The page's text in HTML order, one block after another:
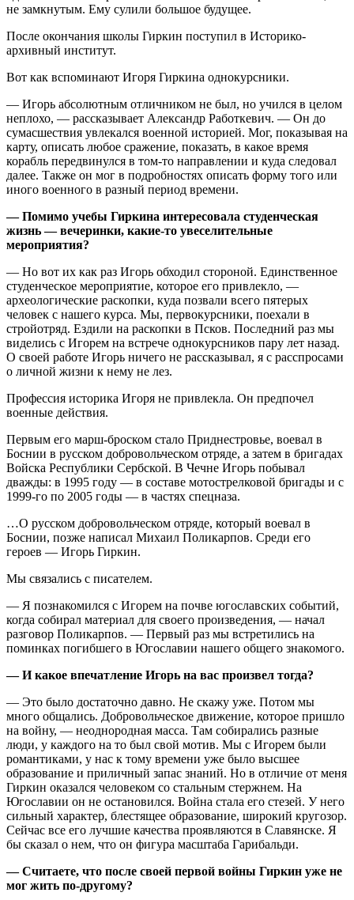
не замкнутым. Ему сулили большое будущее.
После окончания школы Гиркин поступил в Историко-
архивный институт.
Вот как вспоминают Игоря Гиркина однокурсники.
— Игорь абсолютным отличником не был, но учился в целом
неплохо, — рассказывает Александр Работкевич. — Он до
сумасшествия увлекался военной историей. Мог, показывая на
карту, описать любое сражение, показать, в какое время
корабль передвинулся в том-то направлении и куда следовал
далее. Также он мог в подробностях описать форму того или
иного военного в разный период времени.
— Помимо учебы Гиркина интересовала студенческая
жизнь — вечеринки, какие-то увеселительные
мероприятия?
— Но вот их как раз Игорь обходил стороной. Единственное
студенческое мероприятие, которое его привлекло, —
археологические раскопки, куда позвали всего пятерых
человек с нашего курса. Мы, первокурсники, поехали в
стройотряд. Ездили на раскопки в Псков. Последний раз мы
виделись с Игорем на встрече однокурсников пару лет назад.
О своей работе Игорь ничего не рассказывал, я с расспросами
о личной жизни к нему не лез.
Профессия историка Игоря не привлекла. Он предпочел
военные действия.
Первым его марш-броском стало Приднестровье, воевал в
Боснии в русском добровольческом отряде, а затем в бригадах
Войска Республики Сербской. В Чечне Игорь побывал
дважды: в 1995 году — в составе мотострелковой бригады и с
1999-го по 2005 годы — в частях спецназа.
…О русском добровольческом отряде, который воевал в
Боснии, позже написал Михаил Поликарпов. Среди его
героев — Игорь Гиркин.
Мы связались с писателем.
— Я познакомился с Игорем на почве югославских событий,
когда собирал материал для своего произведения, — начал
разговор Поликарпов. — Первый раз мы встретились на
поминках погибшего в Югославии нашего общего знакомого.
— И какое впечатление Игорь на вас произвел тогда?
— Это было достаточно давно. Не скажу уже. Потом мы
много общались. Добровольческое движение, которое пришло
на войну, — неоднородная масса. Там собирались разные
люди, у каждого на то был свой мотив. Мы с Игорем были
романтиками, у нас к тому времени уже было высшее
образование и приличный запас знаний. Но в отличие от меня
Гиркин оказался человеком со стальным стержнем. На
Югославии он не остановился. Война стала его стезей. У него
сильный характер, блестящее образование, широкий кругозор.
Сейчас все его лучшие качества проявляются в Славянске. Я
бы сказал о нем, что он фигура масштаба Гарибальди.
— Считаете, что после своей первой войны Гиркин уже не
мог жить по-другому?